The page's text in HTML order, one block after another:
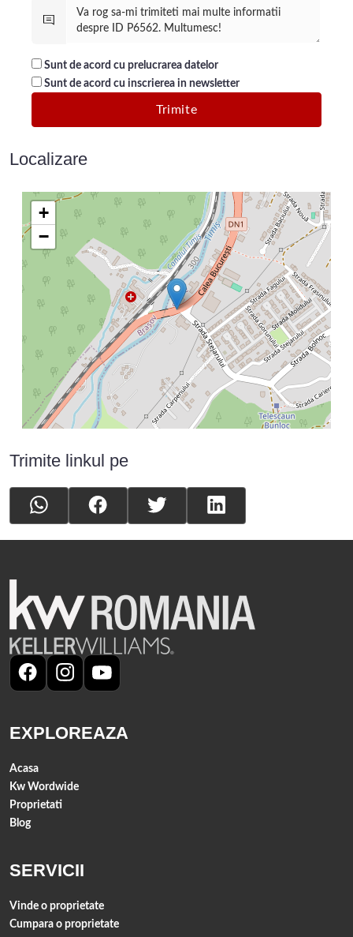
Sunt de acord cu prelucrarea datelor
Sunt de acord cu inscrierea in newsletter
Localizare
+
−
Trimite linkul pe
EXPLOREAZA
Acasa
Kw Wordwide
Proprietati
Blog
SERVICII
Vinde o proprietate
Cumpara o proprietate